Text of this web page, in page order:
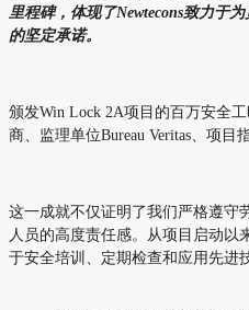
里程碑，体现了Newtecons致力于
的坚定承诺。
颁发Win Lock 2A项目的百万安全
商、监理单位Bureau Veritas、项目
这一成就不仅证明了我们严格遵守
人员的高度责任感。从项目启动以
于安全培训、定期检查和应用先进